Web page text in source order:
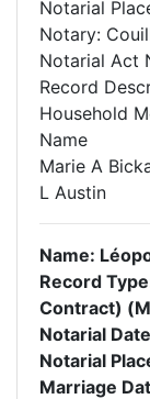
Notarial
Notary:
Notarial Act
Record
Household
Name
Marie A
L Austin
Name:
Record
Contract)
Notarial
Notarial
Marriage